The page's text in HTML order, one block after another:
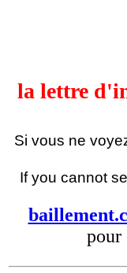
la lettre
Si vous ne
If you cannot
pour